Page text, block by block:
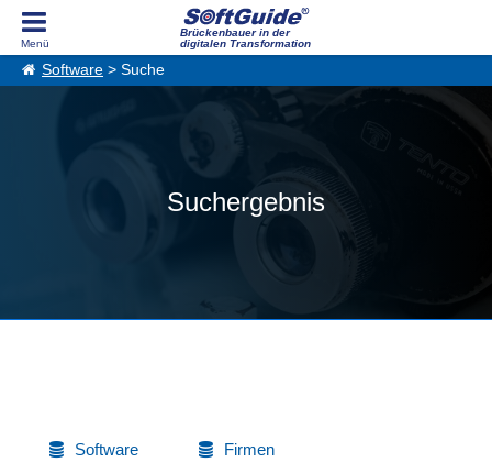
Brückenbauer in der
digitalen Transformation
Software > Suche
Suchergebnis
Software Firmen